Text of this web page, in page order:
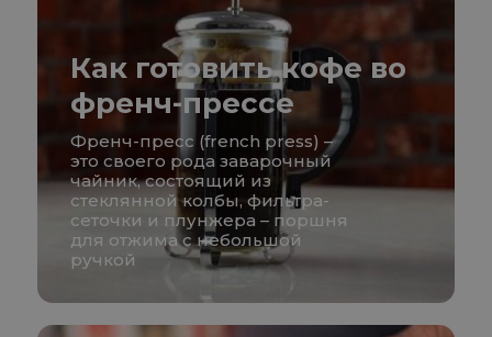
Как готовить кофе во
френч-прессе
Френч-пресс (french press) –
это своего рода заварочный
чайник, состоящий из
стеклянной колбы, фильтра-
сеточки и плунжера – поршня
для отжима с небольшой
ручкой